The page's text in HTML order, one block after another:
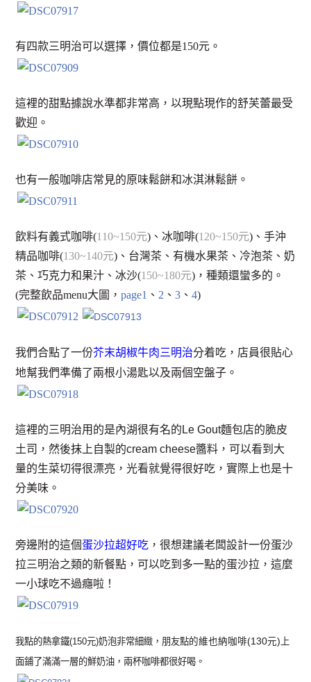
有四款三明治可以選擇，價位都是150元。
這裡的甜點據說水準都非常高，以現點現作的舒芙蕾最受
歡迎。
也有一般咖啡店常見的原味鬆餅和冰淇淋鬆餅。
飲料有義式咖啡(110~150元)、冰咖啡(120~150元)、手沖
精品咖啡(130~140元)、台灣茶、有機水果茶、冷泡茶、奶
茶、巧克力和果汁、冰沙(150~180元)，種類還蠻多的。
(完整飲品menu大圖，page1 、 2 、3 、4)
我們合點了一份芥末胡椒牛肉三明治分着吃，店員很貼心
地幫我們準備了兩根小湯匙以及兩個空盤子。
這裡的三明治用的是內湖很有名的Le Gout麵包店的脆皮
土司，然後抹上自製的cream cheese醬料，可以看到大
量的生菜切得很漂亮，光看就覺得很好吃，實際上也是十
分美味。
旁邊附的這個蛋沙拉超好吃 ，很想建議老闆設計一份蛋沙
拉三明治之類的新餐點，可以吃到多一點的蛋沙拉，這麼
一小球吃不過癮啦！
我點的熱拿鐵(150元)奶泡非常細緻，朋友點的維也納咖啡(130元) 上
面鋪了滿滿一層的鮮奶油，兩杯咖啡都很好喝。